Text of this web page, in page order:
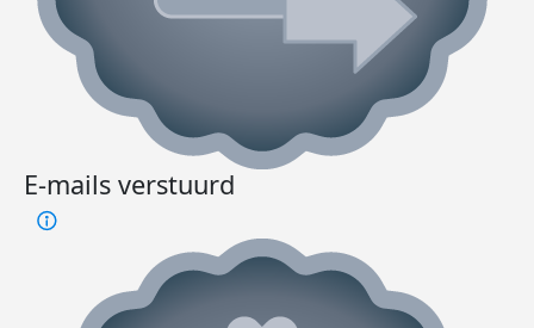
E-mails verstuurd